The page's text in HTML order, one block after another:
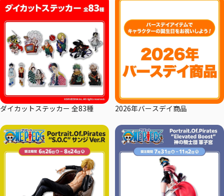
ダイカットステッカー 全83種 2026年バースデイ商品